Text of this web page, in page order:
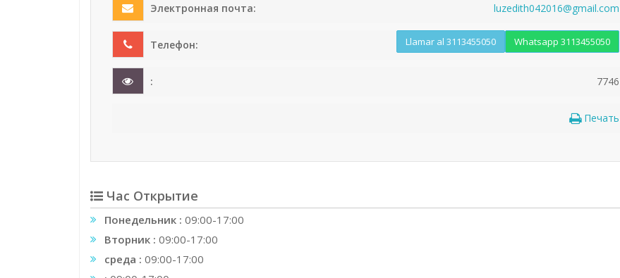
Электронная почта: luzedith042016@gmail.com
Телефон: Whatsapp 3113455050
Llamar al 3113455050
: 7746
Печать
Час Открытие
Понедельник : 09:00-17:00
Вторник : 09:00-17:00
среда : 09:00-17:00